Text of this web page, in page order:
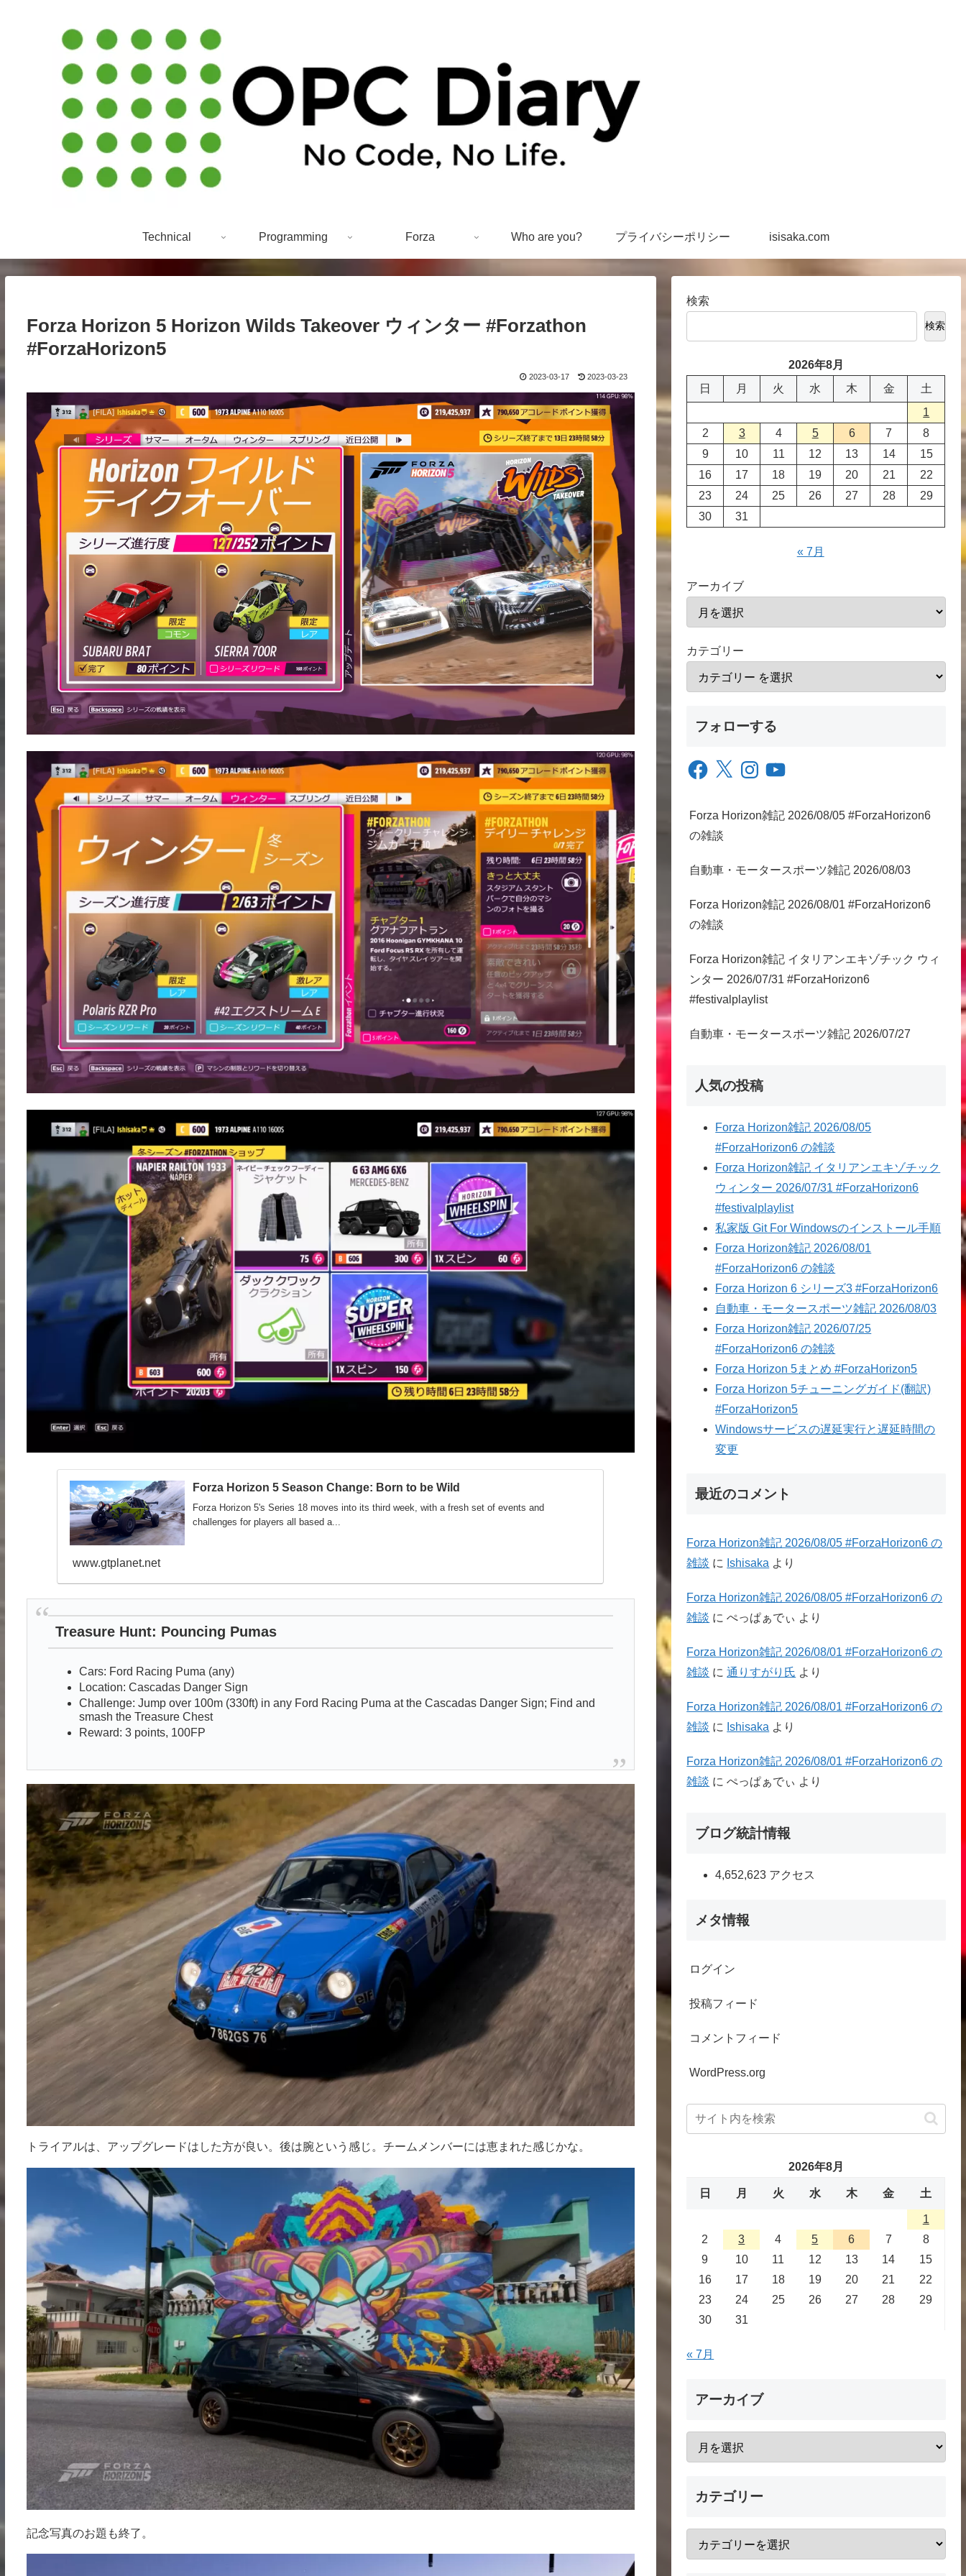
Technical Programming Forza Who are you? プライバシーポリシー isisaka.com
Forza Horizon 5 Horizon Wilds Takeover ウィンター #Forzathon
#ForzaHorizon5
2023-03-17 2023-03-23
Forza Horizon 5 Season Change: Born to be Wild
Forza Horizon 5's Series 18 moves into its third week, with a fresh set of events and
challenges for players all based a...
www.gtplanet.net
Treasure Hunt: Pouncing Pumas
Cars: Ford Racing Puma (any)
Location: Cascadas Danger Sign
Challenge: Jump over 100m (330ft) in any Ford Racing Puma at the Cascadas Danger Sign; Find and
smash the Treasure Chest
Reward: 3 points, 100FP
トライアルは、アップグレードはした方が良い。後は腕という感じ。チームメンバーには恵まれた感じかな。
記念写真のお題も終了。
検索
検索
2026年8月
日
月 火 水 木 金
土
1
2
3 4 5 6 7
8
9
10 11 12 13 14
15
16
17 18 19 20 21
22
23
24 25 26 27 28
29
30
31
« 7月
アーカイブ
カテゴリー
フォローする
Facebook
X InstagramYouTube
Forza Horizon雑記 2026/08/05 #ForzaHorizon6
の雑談
自動車・モータースポーツ雑記 2026/08/03
Forza Horizon雑記 2026/08/01 #ForzaHorizon6
の雑談
Forza Horizon雑記 イタリアンエキゾチック ウィ
ンター 2026/07/31 #ForzaHorizon6
#festivalplaylist
自動車・モータースポーツ雑記 2026/07/27
人気の投稿
Forza Horizon雑記 2026/08/05
#ForzaHorizon6 の雑談
Forza Horizon雑記 イタリアンエキゾチック
ウィンター 2026/07/31 #ForzaHorizon6
#festivalplaylist
私家版 Git For Windowsのインストール手順
Forza Horizon雑記 2026/08/01
#ForzaHorizon6 の雑談
Forza Horizon 6 シリーズ3 #ForzaHorizon6
自動車・モータースポーツ雑記 2026/08/03
Forza Horizon雑記 2026/07/25
#ForzaHorizon6 の雑談
Forza Horizon 5まとめ #ForzaHorizon5
Forza Horizon 5チューニングガイド(翻訳)
#ForzaHorizon5
Windowsサービスの遅延実行と遅延時間の
変更
最近のコメント
Forza Horizon雑記 2026/08/05 #ForzaHorizon6 の
雑談 に Ishisaka より
Forza Horizon雑記 2026/08/05 #ForzaHorizon6 の
雑談 にぺっぱぁでぃ より
Forza Horizon雑記 2026/08/01 #ForzaHorizon6 の
雑談 に通りすがり氏 より
Forza Horizon雑記 2026/08/01 #ForzaHorizon6 の
雑談 に Ishisaka より
Forza Horizon雑記 2026/08/01 #ForzaHorizon6 の
雑談 にぺっぱぁでぃ より
ブログ統計情報
4,652,623 アクセス
メタ情報
ログイン
投稿フィード
コメントフィード
WordPress.org
2026年8月
日 月 火 水 木 金 土
1
2
3 4 5 6 7
8
9
10 11 12 13 14
15
16
17 18 19 20 21
22
23
24 25 26 27 28
29
30
31
« 7月
アーカイブ
カテゴリー